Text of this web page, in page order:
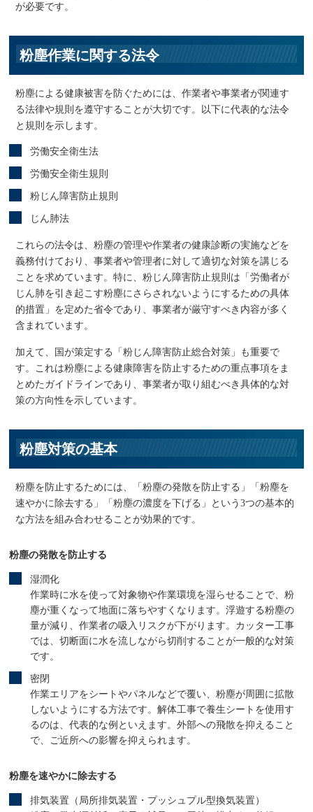
が必要です。
粉塵作業に関する法令
粉塵による健康被害を防ぐためには、作業者や事業者が関連す
る法律や規則を遵守することが大切です。以下に代表的な法令
と規則を示します。
労働安全衛生法
労働安全衛生規則
粉じん障害防止規則
じん肺法
これらの法令は、粉塵の管理や作業者の健康診断の実施などを
義務付けており、事業者や管理者に対して適切な対策を講じる
ことを求めています。特に、粉じん障害防止規則は「労働者が
じん肺を引き起こす粉塵にさらされないようにするための具体
的措置」を定めた省令であり、事業者が厳守すべき内容が多く
含まれています。
加えて、国が策定する「粉じん障害防止総合対策」も重要で
す。これは粉塵による健康障害を防止するための重点事項をま
とめたガイドラインであり、事業者が取り組むべき具体的な対
策の方向性を示しています。
粉塵対策の基本
粉塵を防止するためには、「粉塵の発散を防止する」「粉塵を
速やかに除去する」「粉塵の濃度を下げる」という3つの基本的
な方法を組み合わせることが効果的です。
粉塵の発散を防止する
湿潤化
作業時に水を使って対象物や作業環境を湿らせることで、粉
塵が重くなって地面に落ちやすくなります。浮遊する粉塵の
量が減り、作業者の吸入リスクが下がります。カッター工事
では、切断面に水を流しながら切削することが一般的な対策
です。
密閉
作業エリアをシートやパネルなどで覆い、粉塵が周囲に拡散
しないようにする方法です。解体工事で養生シートを使用す
るのは、代表的な例といえます。外部への飛散を抑えること
で、ご近所への影響を抑えられます。
粉塵を速やかに除去する
排気装置（局所排気装置・プッシュプル型換気装置）